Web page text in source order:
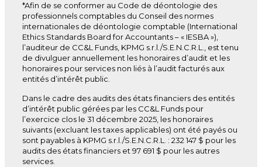
*Afin de se conformer au Code de déontologie des
professionnels comptables du Conseil des normes
internationales de déontologie comptable (International
Ethics Standards Board for Accountants – « IESBA »),
l’auditeur de CC&L Funds, KPMG s.r.l./S.E.N.C.R.L., est tenu
de divulguer annuellement les honoraires d’audit et les
honoraires pour services non liés à l’audit facturés aux
entités d’intérêt public.
Dans le cadre des audits des états financiers des entités
d’intérêt public gérées par les CC&L Funds pour
l’exercice clos le 31 décembre 2025, les honoraires
suivants (excluant les taxes applicables) ont été payés ou
sont payables à KPMG s.r.l./S.E.N.C.R.L. : 232 147 $ pour les
audits des états financiers et 97 691 $ pour les autres
services.